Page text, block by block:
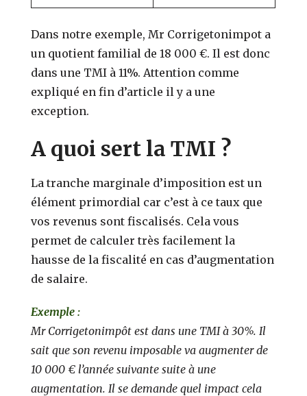
Dans notre exemple, Mr Corrigetonimpot a
un quotient familial de 18 000 €. Il est donc
dans une TMI à 11%. Attention comme
expliqué en fin d’article il y a une
exception.
A quoi sert la TMI ?
La tranche marginale d’imposition est un
élément primordial car c’est à ce taux que
vos revenus sont fiscalisés. Cela vous
permet de calculer très facilement la
hausse de la fiscalité en cas d’augmentation
de salaire.
Exemple :
Mr Corrigetonimpôt est dans une TMI à 30%. Il
sait que son revenu imposable va augmenter de
10 000 € l’année suivante suite à une
augmentation. Il se demande quel impact cela